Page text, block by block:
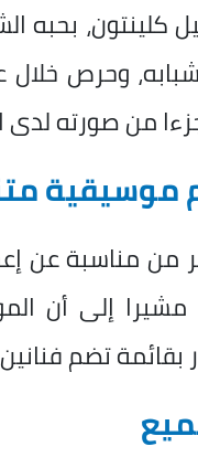
كلينتون، بحبه
وحرص
من صورته لدى
موسيقية
من مناسبة عن
مشيرا إلى أن
بقائمة تضم